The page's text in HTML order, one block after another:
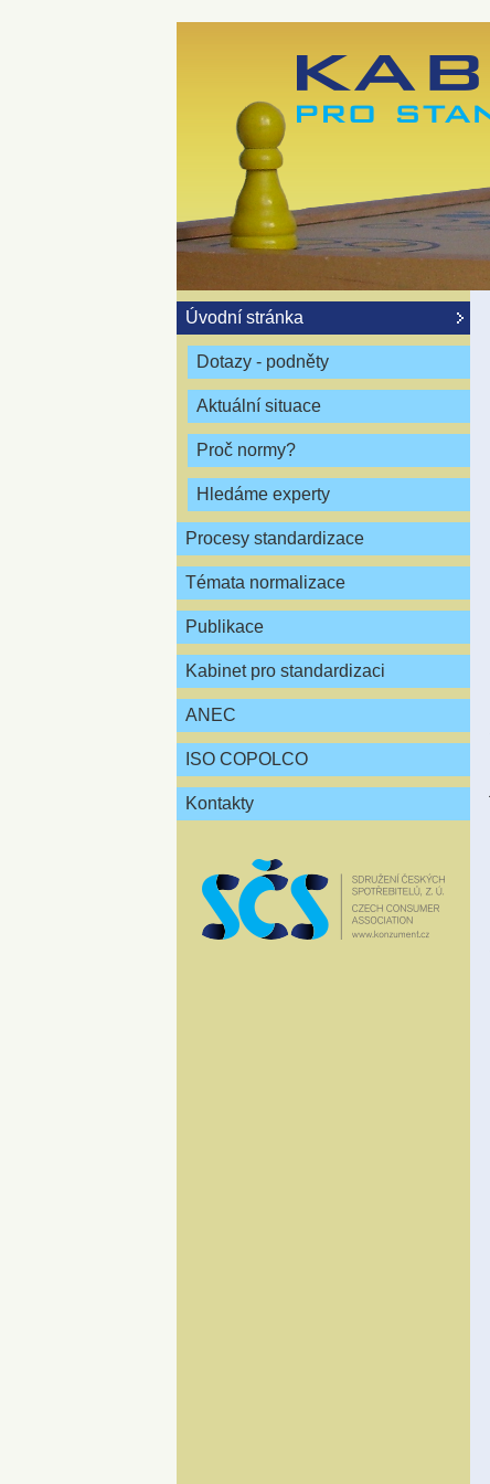
Úvodní stránka
Dotazy - podněty
Aktuální situace
Proč normy?
Hledáme experty
Procesy standardizace
Témata normalizace
Publikace
Kabinet pro standardizaci
ANEC
ISO COPOLCO
Kontakty